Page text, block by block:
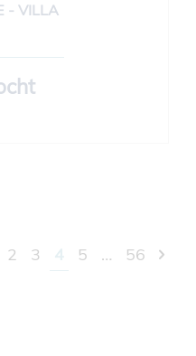
3
- VILLA
2 3 4 5 … 56